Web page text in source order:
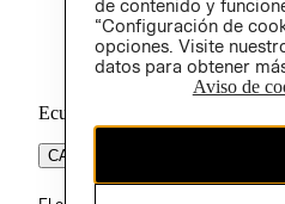
Ecuador ($)
CAMBIAR REGIÓN
de contenido y
“Configuración de
opciones. Visite
datos para obtener
Aviso de